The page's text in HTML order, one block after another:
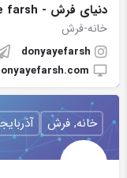
دنیای فرش - donyaye farsh
خانه-فرش
donyayefarsh
خانه, فرش